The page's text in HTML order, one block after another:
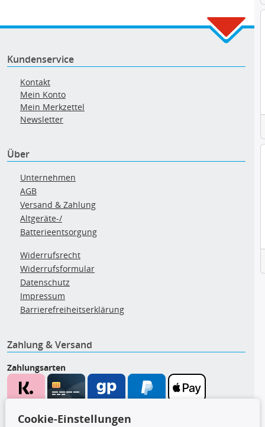
Kundenservice
Kontakt
Mein Konto
Mein Merkzettel
Newsletter
Über
Unternehmen
AGB
Versand & Zahlung
Altgeräte-/
Batterieentsorgung
Widerrufsrecht
Widerrufsformular
Datenschutz
Impressum
Barrierefreiheitserklärung
Zahlung & Versand
Zahlungsarten
Cookie-Einstellungen